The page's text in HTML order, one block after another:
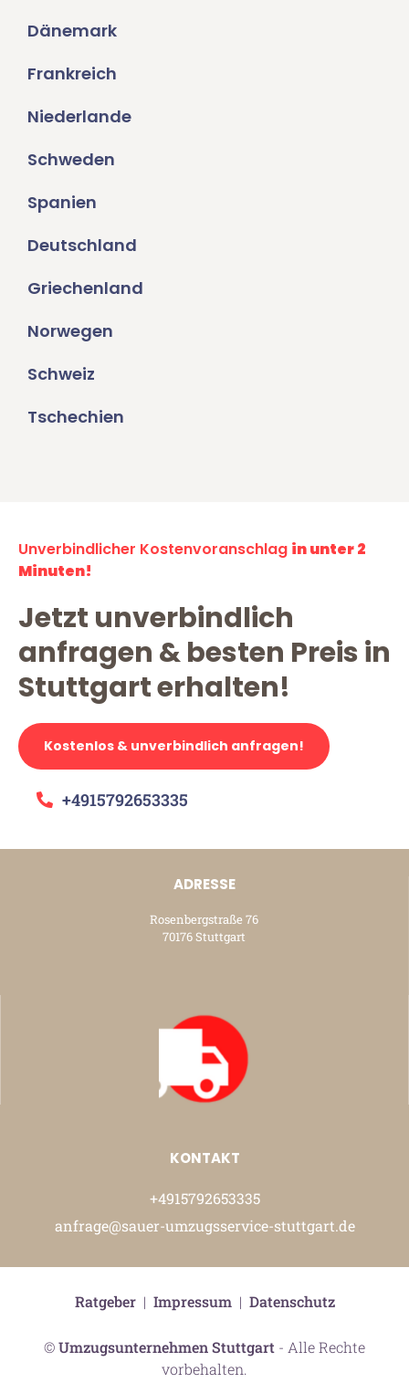
Dänemark
Frankreich
Niederlande
Schweden
Spanien
Deutschland
Griechenland
Norwegen
Schweiz
Tschechien
Unverbindlicher Kostenvoranschlag in unter 2
Minuten!
Jetzt unverbindlich
anfragen & besten Preis in
Stuttgart erhalten!
Kostenlos & unverbindlich anfragen!
+4915792653335
ADRESSE
Rosenbergstraße 76
70176 Stuttgart
KONTAKT
+4915792653335
anfrage@sauer-umzugsservice-stuttgart.de
©Umzugsunternehmen Stuttgart - Alle Rechte
vorbehalten.
Ratgeber| Impressum| Datenschutz